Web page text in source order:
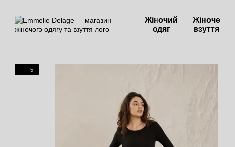
Жіночий
одяг
Жіноче
взуття
5